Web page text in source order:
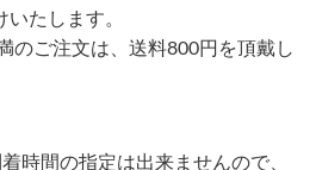
たします。
のご注文は、送料800円を頂戴し
時間の指定は出来ませんので、